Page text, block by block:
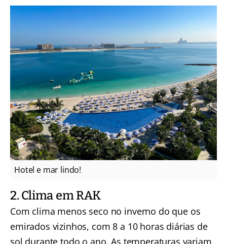
Hotel e mar lindo!
2. Clima em RAK
Com clima menos seco no inverno do que os
emirados vizinhos, com 8 a 10 horas diárias de